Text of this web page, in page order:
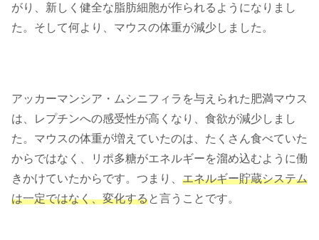
がり、新しく健全な脂肪細胞が作られるようになりまし
た。そして何より、マウスの体重が減少しました。
アッカーマンシア・ムシニフィラを与えられた肥満マウス
は、レプチンへの感受性が高くなり、食欲が減少しまし
た。マウスの体重が増えていたのは、たくさん食べていた
からではなく、リポ多糖がエネルギーを溜め込むように働
きかけていたからです。つまり、 エネルギー貯蔵システム
は一定ではなく、変化すると言うことです。